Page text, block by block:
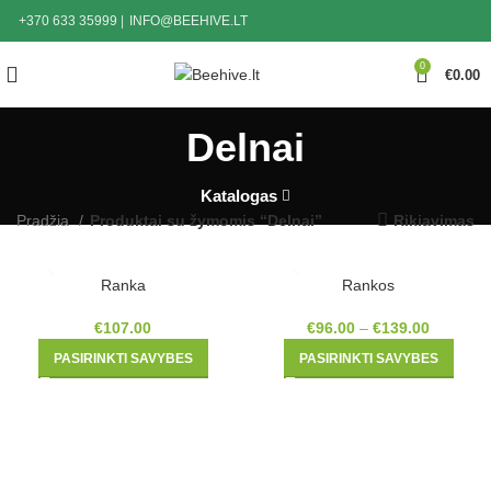
+370 633 35999 INFO@BEEHIVE.LT
0
€0.00
Delnai
Katalogas
Pradžia Produktai su žymomis “Delnai” Rikiavimas
Ranka
€107.00
PASIRINKTI SAVYBES
Rankos
€96.00 – €139.00
PASIRINKTI SAVYBES